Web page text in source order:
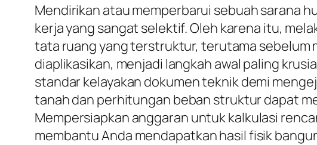
Mendirikan atau memperbarui sebuah sarana
kerja yang sangat selektif. Oleh karena itu,
tata ruang yang terstruktur, terutama sebelum
diaplikasikan, menjadi langkah awal paling
standar kelayakan dokumen teknik demi
tanah dan perhitungan beban struktur dapat
Mempersiapkan anggaran untuk kalkulasi
membantu Anda mendapatkan hasil fisik